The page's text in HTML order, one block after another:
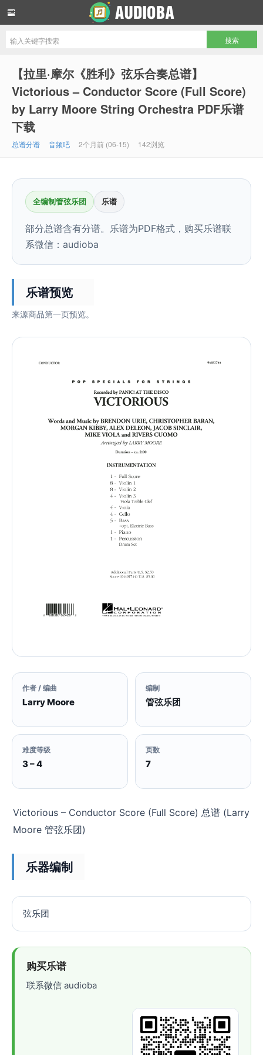
【拉里·摩尔《胜利》弦乐合奏总谱】
Victorious – Conductor Score (Full Score)
by Larry Moore String Orchestra PDF乐谱
下载
总谱分谱 音频吧 2个月前 (06-15) 142浏览
全编制管弦乐团 乐谱
部分总谱含有分谱。乐谱为PDF格式，购买乐谱联
系微信：audioba
乐谱预览
来源商品第一页预览。
作者 / 编曲
Larry Moore
编制
管弦乐团
难度等级
3 – 4
页数
7
Victorious – Conductor Score (Full Score) 总谱 (Larry
Moore 管弦乐团)
乐器编制
弦乐团
购买乐谱
联系微信 audioba